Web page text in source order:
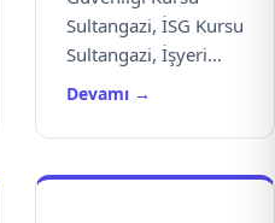
Sultangazi, İSG Kursu
Sultangazi, İşyeri...
Devamı →